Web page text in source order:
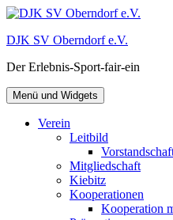
Zum
springen
DJK SV Oberndorf e.V.
Der Erlebnis-Sport-fair-ein
Menü und Widgets
Verein
Leitbild
Mitgliedschaft
Kiebitz
Kooperationen
Kooperation